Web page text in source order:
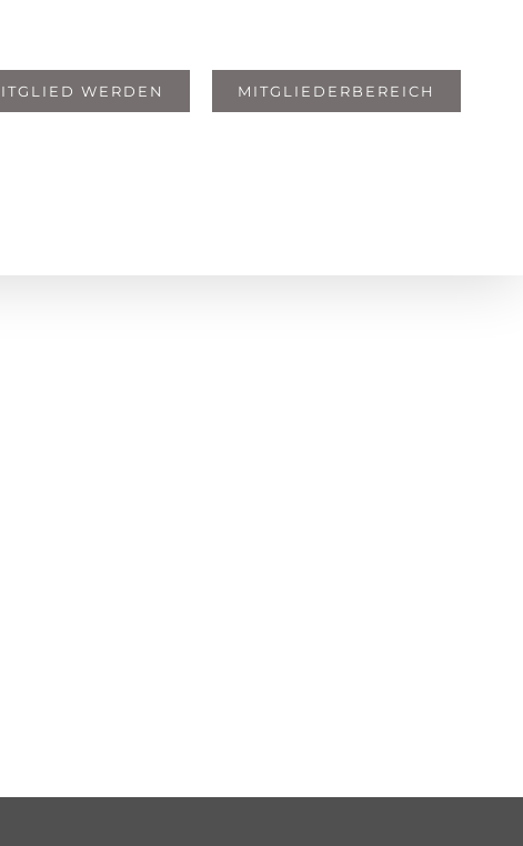
WERDEN MITGLIEDERBEREICH